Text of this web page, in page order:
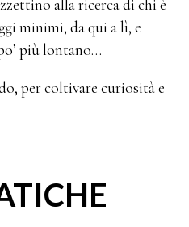
alla ricerca di chi è
minimi, da qui a lì, e
più lontano…
per coltivare curiosità e